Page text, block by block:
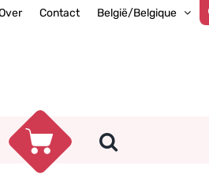
Contact België/Belgique